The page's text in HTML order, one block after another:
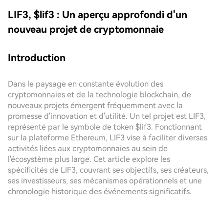
LIF3, $lif3 : Un aperçu approfondi d'un
nouveau projet de cryptomonnaie
Introduction
Dans le paysage en constante évolution des
cryptomonnaies et de la technologie blockchain, de
nouveaux projets émergent fréquemment avec la
promesse d'innovation et d'utilité. Un tel projet est LIF3,
représenté par le symbole de token $lif3. Fonctionnant
sur la plateforme Ethereum, LIF3 vise à faciliter diverses
activités liées aux cryptomonnaies au sein de
l'écosystème plus large. Cet article explore les
spécificités de LIF3, couvrant ses objectifs, ses créateurs,
ses investisseurs, ses mécanismes opérationnels et une
chronologie historique des événements significatifs.